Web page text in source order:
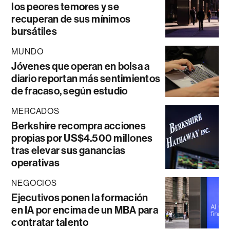
los peores temores y se
recuperan de sus mínimos
bursátiles
MUNDO
Jóvenes que operan en bolsa a
diario reportan más sentimientos
de fracaso, según estudio
MERCADOS
Berkshire recompra acciones
propias por US$4.500 millones
tras elevar sus ganancias
operativas
NEGOCIOS
Ejecutivos ponen la formación
en IA por encima de un MBA para
contratar talento